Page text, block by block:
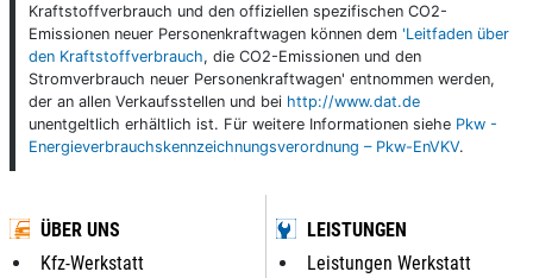
Kraftstoffverbrauch und den offiziellen spezifischen CO2-
Emissionen neuer Personenkraftwagen können dem 'Leitfaden über
den Kraftstoffverbrauch, die CO2-Emissionen und den
Stromverbrauch neuer Personenkraftwagen' entnommen werden,
der an allen Verkaufsstellen und bei http://www.dat.de
unentgeltlich erhältlich ist. Für weitere Informationen siehe Pkw -
Energieverbrauchskennzeichnungsverordnung – Pkw-EnVKV.
ÜBER UNS
Kfz-Werkstatt
LEISTUNGEN
Leistungen Werkstatt